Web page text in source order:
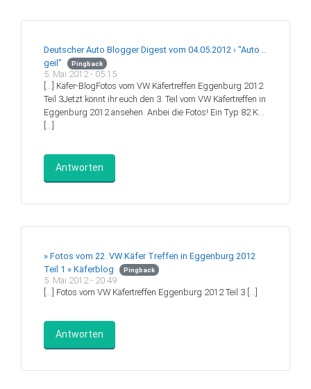
Deutscher Auto Blogger Digest vom 04.05.2012 › "Auto ..
geil"
Pingback
5. Mai 2012 - 05:15
[…] Käfer-BlogFotos vom VW Käfertreffen Eggenburg 2012
Teil 3Jetzt könnt ihr euch den 3. Teil vom VW Käfertreffen in
Eggenburg 2012 ansehen. Anbei die Fotos! Ein Typ 82 K…
[…]
Antworten
» Fotos vom 22. VW Käfer Treffen in Eggenburg 2012
Teil 1 » Käferblog
Pingback
5. Mai 2012 - 20:49
[…] Fotos vom VW Käfertreffen Eggenburg 2012 Teil 3 […]
Antworten